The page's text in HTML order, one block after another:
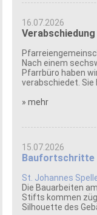
16.07.2026
Nach einem
Pfarrbüro haben
verabschiedet. Sie
» mehr
15.07.2026
Baufortschritte
St. Johannes
Die Bauarbeiten
Stifts kommen
Silhouette des